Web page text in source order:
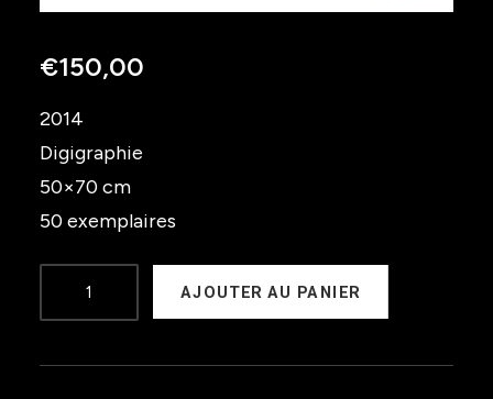
€150,00
2014
Digigraphie
50×70 cm
50 exemplaires
de
AJOUTER AU PANIER